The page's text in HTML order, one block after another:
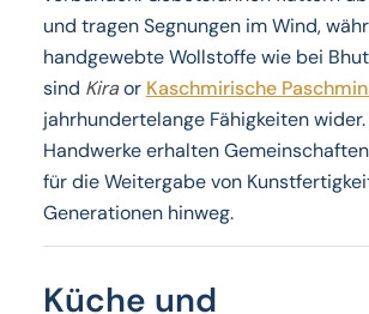
und tragen Segnungen im Wind,
handgewebte Wollstoffe wie bei
sind Kiraor Kaschmirische
jahrhundertelange Fähigkeiten
Handwerke erhalten
für die Weitergabe von
Generationen hinweg.
Küche und